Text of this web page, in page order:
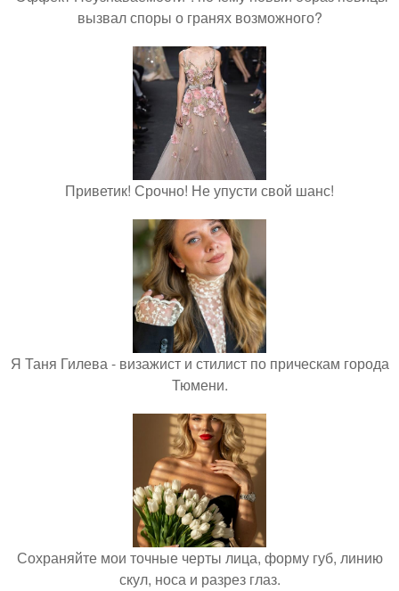
вызвал споры о гранях возможного?
Приветик! Срочно! Не упусти свой шанс!
Я Таня Гилева - визажист и стилист по прическам города
Тюмени.
Сохраняйте мои точные черты лица, форму губ, линию
скул, носа и разрез глаз.